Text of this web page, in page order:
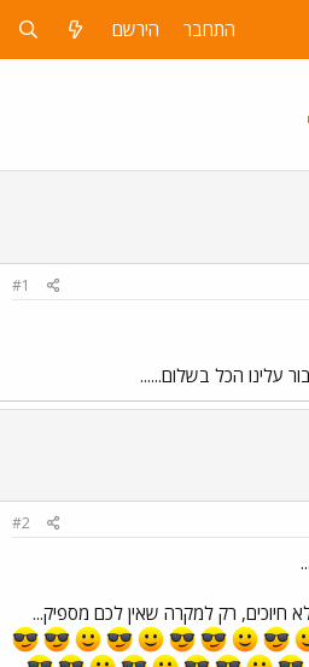
התחבר הירשם
#1
עלינו הכל בשלום......
#2
חיוכים, רק למקרה שאין לכם מספיק...